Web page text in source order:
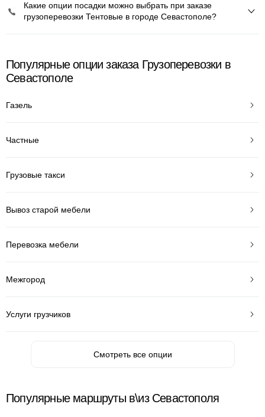
Какие опции посадки можно выбрать при заказе
грузоперевозки Тентовые в городе Севастополе?
Популярные опции заказа Грузоперевозки в
Севастополе
Газель
Частные
Грузовые такси
Вывоз старой мебели
Перевозка мебели
Межгород
Услуги грузчиков
Смотреть все опции
Популярные маршруты в\из Севастополя